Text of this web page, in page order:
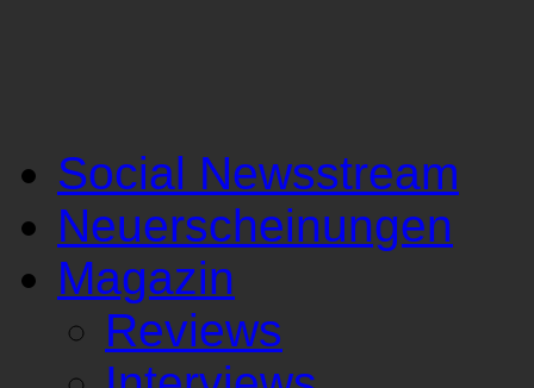
Social Newsstream
Neuerscheinungen
Magazin
Reviews